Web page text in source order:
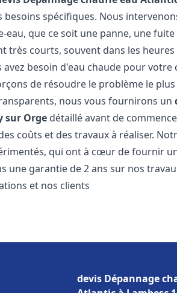
spécifiques. Nous
que ce soit une panne, une
très courts, souvent dans les
besoin d'eau chaude pour
de résoudre le problème le
nous vous fournirons un
sur Orge détaillé avant de
coûts et des travaux à réaliser.
qui ont à cœur de fournir
une garantie de 2 ans sur nos
et nos clients
devis Dépannage